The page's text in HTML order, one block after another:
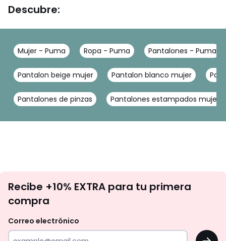
Descubre:
Mujer - Puma Ropa - Puma Pantalones - Puma
Pantalon beige mujer Pantalon blanco mujer
Pantalones de pinzas Pantalones estampados mujer
te
tu
Recibe +10% EXTRA para tu primera
compra
Correo electrónico
OK